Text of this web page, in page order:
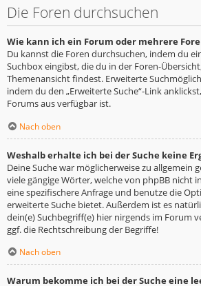
Die Foren durchsuchen
Wie kann ich ein Forum oder mehrere
Du kannst die Foren durchsuchen, indem du
Suchbox eingibst, die du in der Foren-
Themenansicht findest. Erweiterte
indem du den „Erweiterte Suche“-Link
Forums aus verfügbar ist.
Nach oben
Weshalb erhalte ich bei der Suche keine
Deine Suche war möglicherweise zu allgemein
viele gängige Wörter, welche von phpBB nicht
eine spezifischere Anfrage und benutze die
erweiterte Suche bietet. Außerdem ist es
dein(e) Suchbegriff(e) hier nirgends im Forum
ggf. die Rechtschreibung der Begriffe!
Nach oben
Warum bekomme ich bei der Suche eine